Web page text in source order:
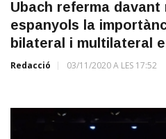
Ubach referma
espanyols la
bilateral i multilateral
Redacció 03/11/2020 A LES 17:52